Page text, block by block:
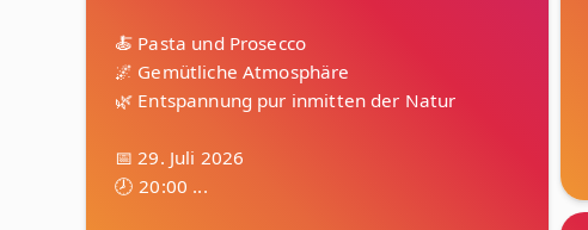
🍝 Pasta und Prosecco
🌌 Gemütliche Atmosphäre
🌿 Entspannung pur inmitten der Natur
📅 29. Juli 2026